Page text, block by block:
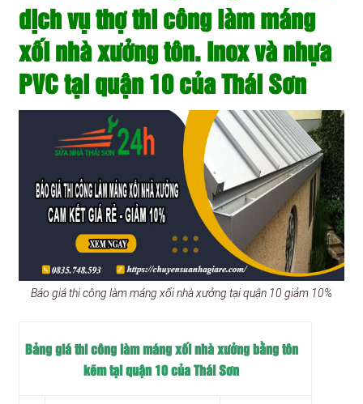
dịch vụ thợ thi công làm máng
xối nhà xưởng tôn. Inox và nhựa
PVC tại quận 10 của Thái Sơn
Báo giá thi công làm máng xối nhà xưởng tại quận 10 giảm 10%
Bảng giá thi công làm máng xối nhà xưởng bằng tôn
kẽm tại quận 10 của Thái Sơn